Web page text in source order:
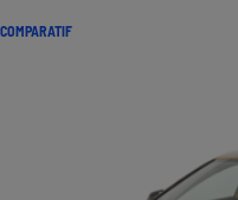
COMPARATIF